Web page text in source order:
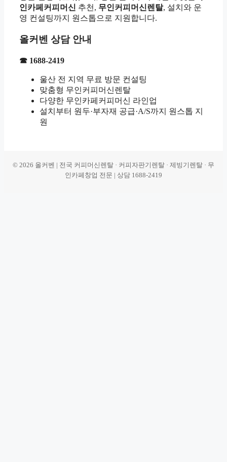
인카페커피머신 추천, 무인커피머신렌탈, 설치와 운
영 컨설팅까지 원스톱으로 지원합니다.
올커벤 상담 안내
☎ 1688-2419
울산 전 지역 무료 방문 컨설팅
맞춤형 무인커피머신렌탈
다양한 무인카페커피머신 라인업
설치부터 원두·부자재 공급·A/S까지 원스톱 지
원
© 2026 올커벤 | 전국 커피머신렌탈 · 커피자판기렌탈 · 제빙기렌탈 · 무
인카페창업 전문 | 상담 1688-2419